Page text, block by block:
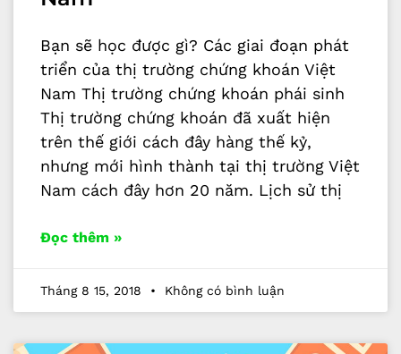
Bạn sẽ học được gì? Các giai đoạn phát
triển của thị trường chứng khoán Việt
Nam Thị trường chứng khoán phái sinh
Thị trường chứng khoán đã xuất hiện
trên thế giới cách đây hàng thế kỷ,
nhưng mới hình thành tại thị trường Việt
Nam cách đây hơn 20 năm. Lịch sử thị
Đọc thêm »
Tháng 8 15, 2018 Không có bình luận